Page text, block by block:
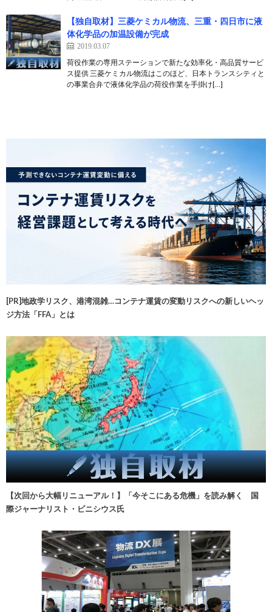
【独自取材】三菱ケミカル物流、三重・四日市に液
体化学品の加温設備が完成
2019.03.07
荷役作業の専用ステーションで新たな効率化・高品質サービ
ス提供 三菱ケミカル物流はこのほど、日本トランスシティと
の事業合弁で液体化学品の荷役作業を手掛け[…]
[PR]地政学リスク、港湾混雑…コンテナ運賃の変動リスクへの新しいヘッ
ジ方法「FFA」とは
【次回から大幅リニューアル！】「今そこにある危機」を読み解く 国
際ジャーナリスト・ビニシウス氏